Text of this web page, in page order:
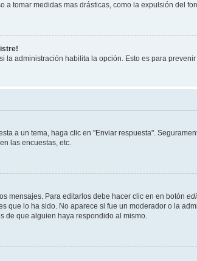
tomar medidas mas drásticas, como la expulsión del
administración habilita la opción. Esto es para
a un tema, haga clic en "Enviar respuesta".
las encuestas, etc.
mensajes. Para editarlos debe hacer clic en en botón
que lo ha sido. No aparece si fue un moderador o la
de que alguien haya respondido al mismo.